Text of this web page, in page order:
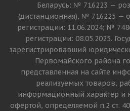
Беларусь: № 716223 —
(дистанционная), № 716225 —
регистрации: 11.06.2024; №
регистрации: 08.05.2025.
зарегистрировавший
Первомайского района
представленная на сайте
реализуемых товаров,
информационный характер и
офертой, определяемой п.2 ст.